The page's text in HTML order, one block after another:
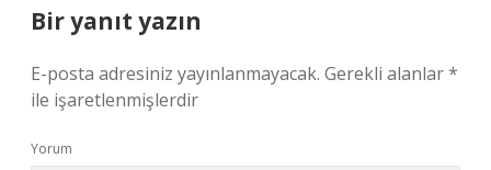
Bir yanıt yazın
E-posta adresiniz yayınlanmayacak. Gerekli alanlar*
ile işaretlenmişlerdir
Yorum